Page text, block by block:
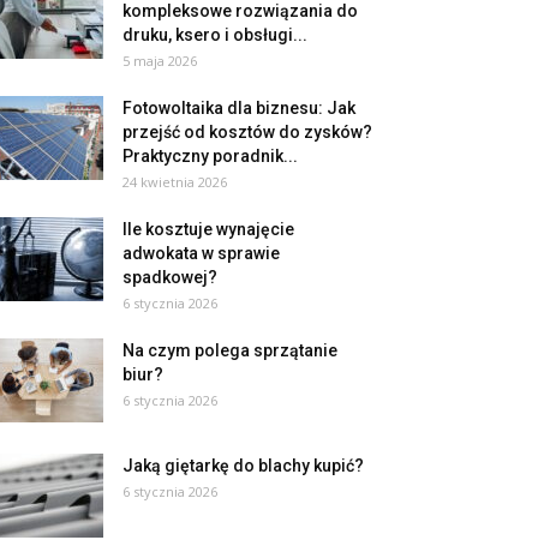
kompleksowe rozwiązania do
druku, ksero i obsługi...
5 maja 2026
Fotowoltaika dla biznesu: Jak
przejść od kosztów do zysków?
Praktyczny poradnik...
24 kwietnia 2026
Ile kosztuje wynajęcie
adwokata w sprawie
spadkowej?
6 stycznia 2026
Na czym polega sprzątanie
biur?
6 stycznia 2026
Jaką giętarkę do blachy kupić?
6 stycznia 2026